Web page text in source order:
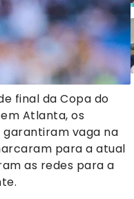
final da Copa do
Atlanta, os
garantiram vaga na
para a atual
as redes para a